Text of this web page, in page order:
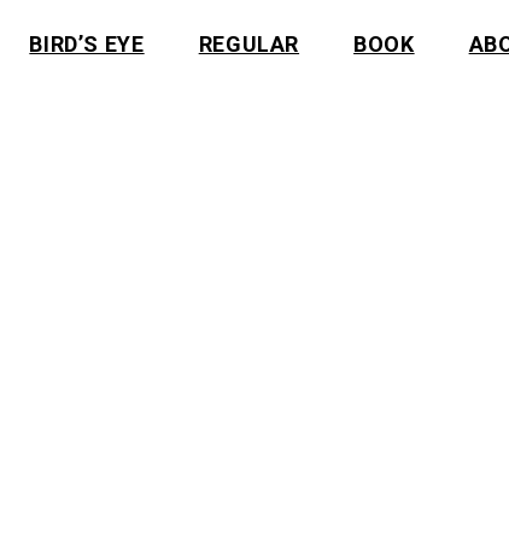
BIRD’S EYE REGULAR BOOK